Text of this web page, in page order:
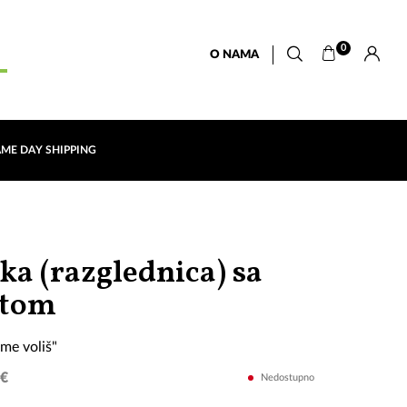
O NAMA
0
DAY SHIPPING
(razglednica) sa
si
voliš"
Nedostupno